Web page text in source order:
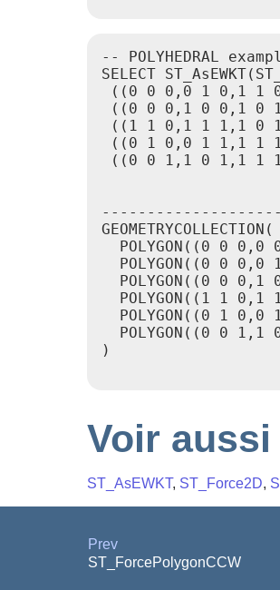
-- POLYHEDRAL
SELECT
((0 0 0,0 1 0,1 1
((0 0 0,1 0 0,1 0
((1 1 0,1 1 1,1 0
((0 1 0,0 1 1,1 1
((0 0 1,1 0 1,1 1
GEOMETRYCOLLECTION(
POLYGON((0 0 0,0
POLYGON((0 0 0,0
POLYGON((0 0 0,1
POLYGON((1 1 0,1
POLYGON((0 1 0,0
POLYGON((0 0 1,1
)
Voir aussi
ST_AsEWKT, ST_Force2D,
Prev
ST_ForcePolygonCCW